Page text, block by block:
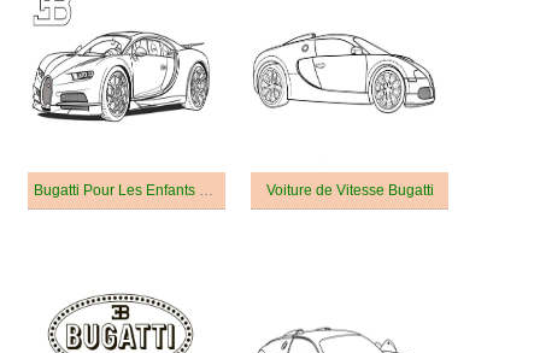
Bugatti Pour Les Enfants De 2 An Voiture de Vitesse Bugatti